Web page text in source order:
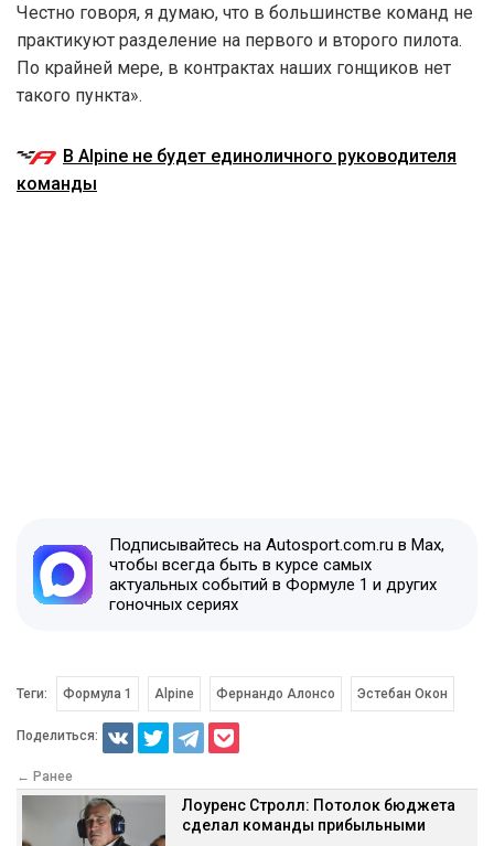
Честно говоря, я думаю, что в большинстве команд не
практикуют разделение на первого и второго пилота.
По крайней мере, в контрактах наших гонщиков нет
такого пункта».
В Alpine не будет единоличного руководителя
команды
Подписывайтесь на Autosport.com.ru в Max,
чтобы всегда быть в курсе самых
актуальных событий в Формуле 1 и других
гоночных сериях
Теги: Формула 1 Alpine Фернандо Алонсо Эстебан Окон
Поделиться:
← Ранее
Лоуренс Стролл: Потолок бюджета
сделал команды прибыльными